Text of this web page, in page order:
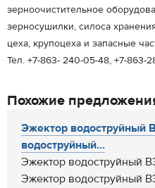
зерноочистительное
зерносушилки, силоса
цеха, крупоцеха и запасные
Тел. +7-863- 240-05-48, +7-863-
Похожие
Эжектор
водоструйный...
Эжектор водоструйный
Эжектор водоструйный